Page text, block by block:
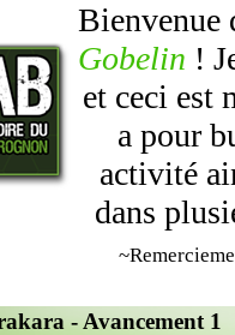
Bienvenue
Gobelin !
et ceci est
a pour
activité
dans
- Avancement 1